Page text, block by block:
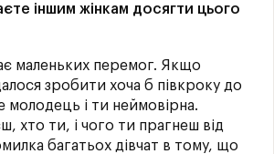
іншим жінкам досягти цього
маленьких перемог. Якщо
зробити хоча б півкроку до
молодець і ти неймовірна.
хто ти, і чого ти прагнеш від
багатьох дівчат в тому, що